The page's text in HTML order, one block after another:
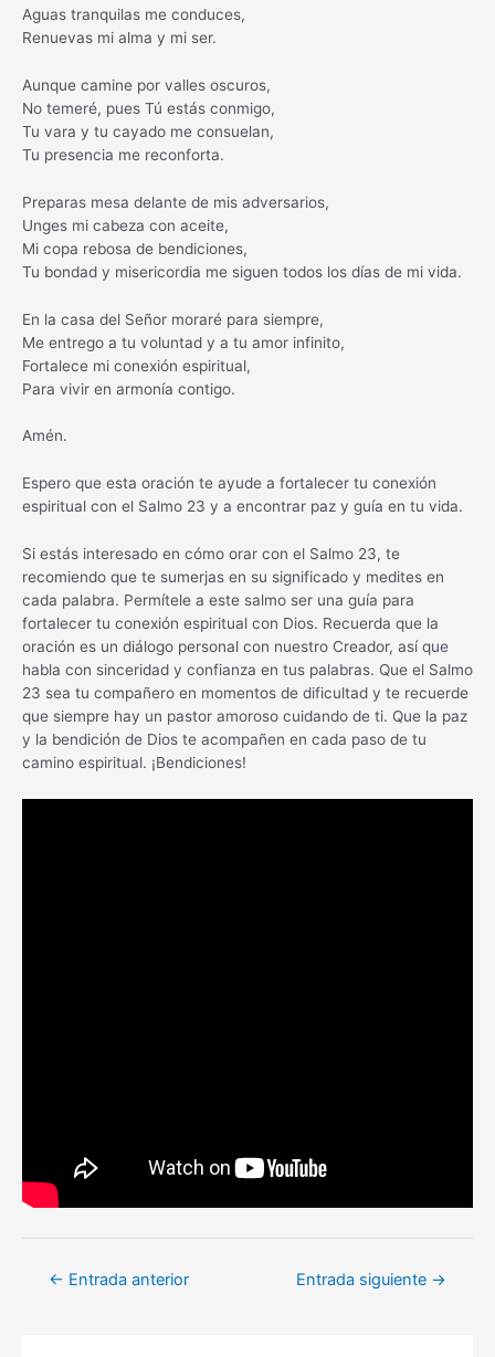
Aguas tranquilas me conduces,
Renuevas mi alma y mi ser.
Aunque camine por valles oscuros,
No temeré, pues Tú estás conmigo,
Tu vara y tu cayado me consuelan,
Tu presencia me reconforta.
Preparas mesa delante de mis adversarios,
Unges mi cabeza con aceite,
Mi copa rebosa de bendiciones,
Tu bondad y misericordia me siguen todos los días de mi vida.
En la casa del Señor moraré para siempre,
Me entrego a tu voluntad y a tu amor infinito,
Fortalece mi conexión espiritual,
Para vivir en armonía contigo.
Amén.
Espero que esta oración te ayude a fortalecer tu conexión
espiritual con el Salmo 23 y a encontrar paz y guía en tu vida.
Si estás interesado en cómo orar con el Salmo 23, te
recomiendo que te sumerjas en su significado y medites en
cada palabra. Permítele a este salmo ser una guía para
fortalecer tu conexión espiritual con Dios. Recuerda que la
oración es un diálogo personal con nuestro Creador, así que
habla con sinceridad y confianza en tus palabras. Que el Salmo
23 sea tu compañero en momentos de dificultad y te recuerde
que siempre hay un pastor amoroso cuidando de ti. Que la paz
y la bendición de Dios te acompañen en cada paso de tu
camino espiritual. ¡Bendiciones!
Navegación
← Entrada anterior Entrada siguiente →